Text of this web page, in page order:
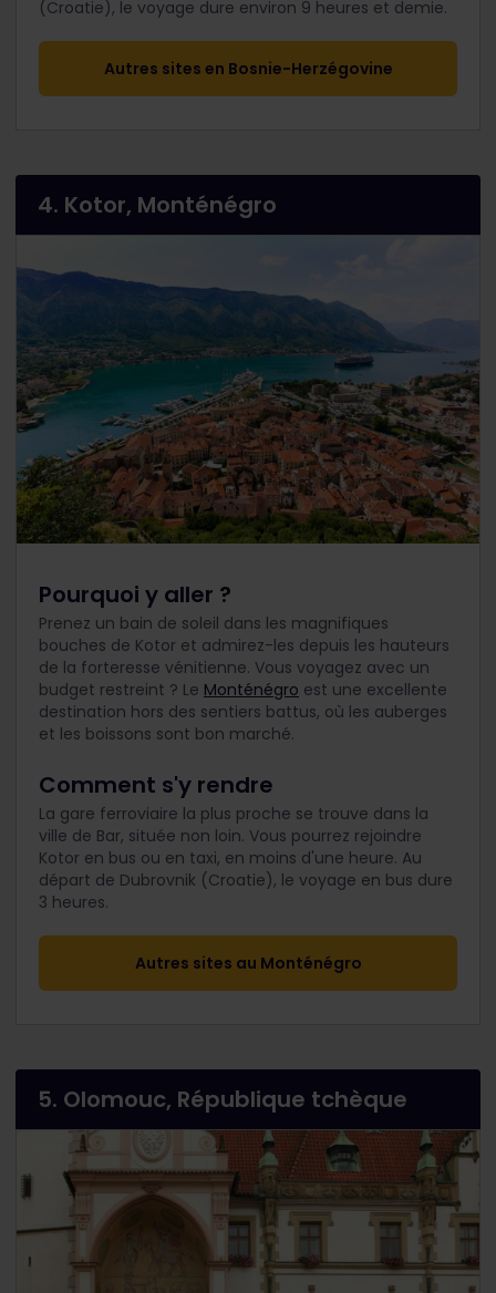
(Croatie), le voyage dure environ 9 heures et demie.
Autres sites en Bosnie-Herzégovine
4. Kotor, Monténégro
Pourquoi y aller ?
Prenez un bain de soleil dans les magnifiques
bouches de Kotor et admirez-les depuis les hauteurs
de la forteresse vénitienne. Vous voyagez avec un
budget restreint ? Le Monténégro est une excellente
destination hors des sentiers battus, où les auberges
et les boissons sont bon marché.
Comment s'y rendre
La gare ferroviaire la plus proche se trouve dans la
ville de Bar, située non loin. Vous pourrez rejoindre
Kotor en bus ou en taxi, en moins d'une heure. Au
départ de Dubrovnik (Croatie), le voyage en bus dure
3 heures.
Autres sites au Monténégro
5. Olomouc, République tchèque